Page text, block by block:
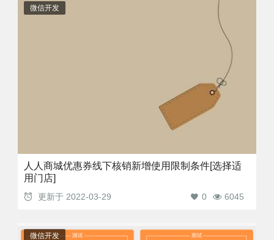
微信开发
人人商城优惠券线下核销新增使用限制条件[选择适
用门店]
更新于 2022-03-29 6045
0
微信开发